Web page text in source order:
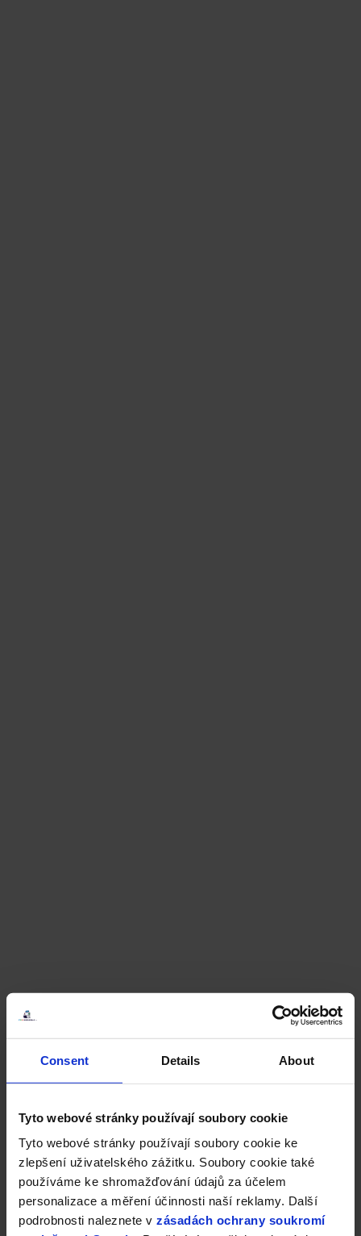
Consent Details About
Tyto webové stránky používají soubory cookie
Tyto webové stránky používají soubory cookie ke
zlepšení uživatelského zážitku. Soubory cookie také
používáme ke shromažďování údajů za účelem
personalizace a měření účinnosti naší reklamy. Další
podrobnosti naleznete v zásadách ochrany soukromí